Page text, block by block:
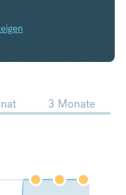
3 Monate